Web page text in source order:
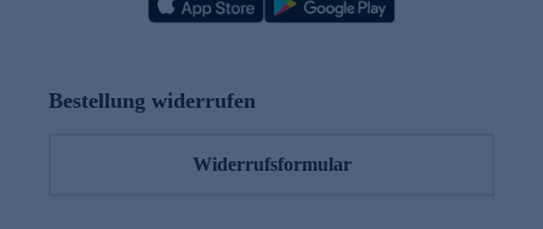
Bestellung widerrufen
Widerrufsformular